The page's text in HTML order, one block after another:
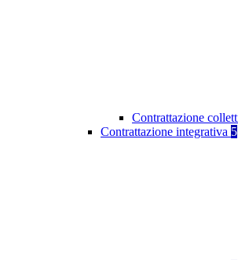
Contrattazione
Contrattazione integrativa 5